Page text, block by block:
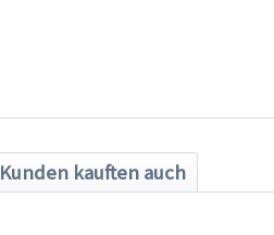
Kunden kauften auch